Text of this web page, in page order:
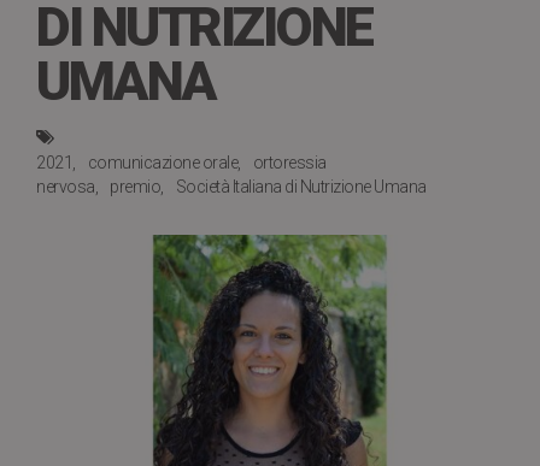
DI NUTRIZIONE
UMANA
2021 comunicazione orale
ortoressia
nervosa
premio Società Italiana di Nutrizione Umana